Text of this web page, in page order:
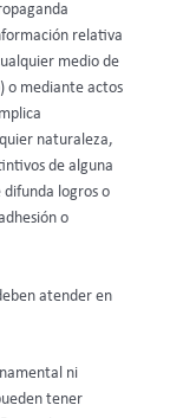
relativa
medio de
o mediante actos
naturaleza,
de alguna
logros o
o
atender en
ni
tener